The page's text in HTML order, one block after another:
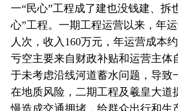
一“民心”工程成了建也没钱建、拆
心”工程。一期工程运营以来，年
人次，收入160万元，年运营成本
亏空主要来自财政补贴和运营主体
于未考虑沿线河道蓄水问题，导致
在地质风险，二期工程及羲皇大道